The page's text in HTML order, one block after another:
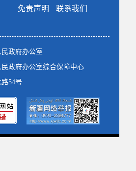
局工作报告、重要会议主要内
局重大建设项目的批准和实施
局行政许可、行政处罚、行政
等；
用电子文档方式编排、记录和存
免责声明
联系我们
政府办公室
政府办公室综合保障中心
54号